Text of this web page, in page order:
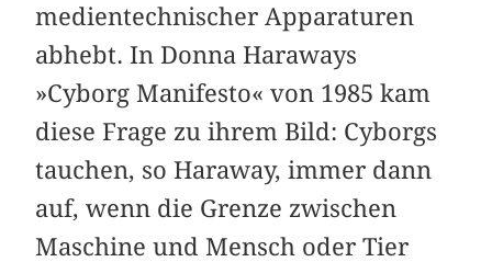
medientechnischer Apparaturen
abhebt. In Donna Haraways
»Cyborg Manifesto« von 1985 kam
diese Frage zu ihrem Bild: Cyborgs
tauchen, so Haraway, immer dann
auf, wenn die Grenze zwischen
Maschine und Mensch oder Tier